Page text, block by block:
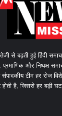
बढ़ती हुई हिंदी
और निष्पक्ष
टीम हर रोज
है, जिससे हर बड़ी